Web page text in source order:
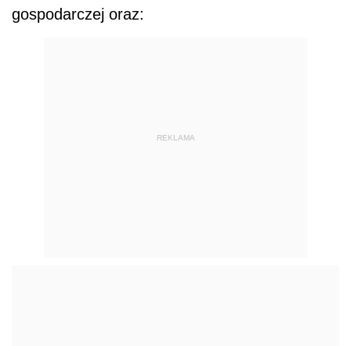
gospodarczej oraz:
REKLAMA